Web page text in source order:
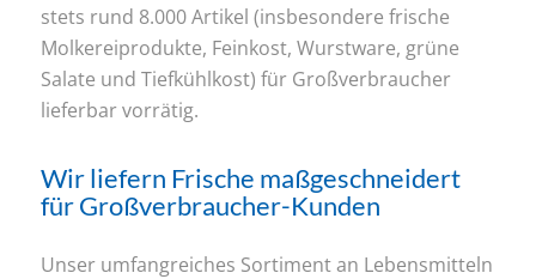
stets rund 8.000 Artikel (insbesondere frische
Molkereiprodukte, Feinkost, Wurstware, grüne
Salate und Tiefkühlkost) für Großverbraucher
lieferbar vorrätig.
Wir liefern Frische maßgeschneidert
für Großverbraucher-Kunden
Unser umfangreiches Sortiment an Lebensmitteln